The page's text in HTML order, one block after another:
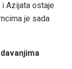
Azijata ostaje
je sada